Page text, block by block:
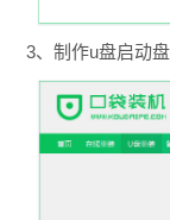
3、制作u盘启动